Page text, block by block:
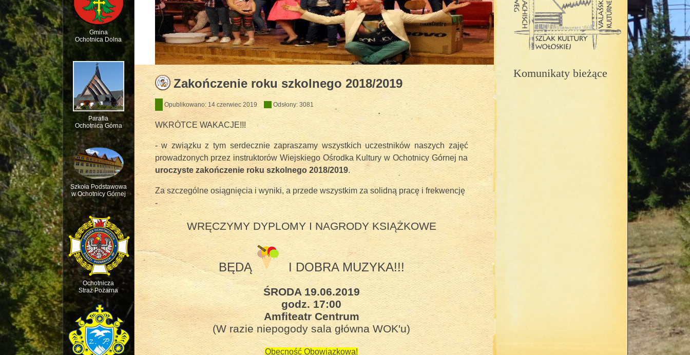
Gmina
Ochotnica Dolna
Parafia
Ochotnica Górna
Szkoła Podstawowa
w Ochotnicy Górnej
Ochotnicza
Straż Pożarna
Dziecięcy Teatr Muzyczny HEJO w WOK'u 2018
Msza św. w intencji ruchu pasterskiego, 24 czerwiec 2017
Zakończenie roku szkolnego 2018/2019
Opublikowano: 14 czerwiec 2019 Odsłony: 3081
WKRÓTCE WAKACJE!!!
- w związku z tym serdecznie zapraszamy wszystkich uczestników naszych zajęć
prowadzonych przez instruktorów Wiejskiego Ośrodka Kultury w Ochotnicy Górnej na
uroczyste zakończenie roku szkolnego 2018/2019.
Za szczególne osiągnięcia i wyniki, a przede wszystkim za solidną pracę i frekwencję
-
WRĘCZYMY DYPLOMY I NAGRODY KSIĄŻKOWE
BĘDĄ I DOBRA MUZYKA!!!
ŚRODA 19.06.2019
godz. 17:00
Amfiteatr Centrum
(W razie niepogody sala główna WOK'u)
Obecność Obowiązkowa!
Komunikaty bieżące